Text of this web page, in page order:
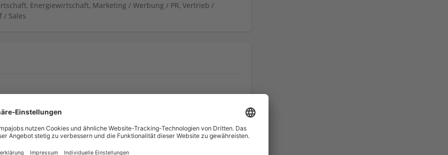
Energiewirtschaft, Marketing / Werbung / PR, Vertrieb /
/ Sales